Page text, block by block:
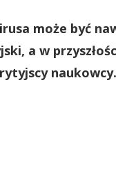
może być
a w
naukowcy.